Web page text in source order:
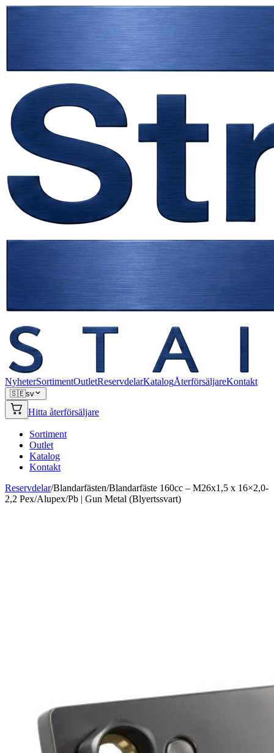
NyheterSortimentOutletReservdelarKatalogÅterförsäljareKontakt
🇸🇪sv
Hitta återförsäljare
Sortiment
Outlet
Katalog
Kontakt
Reservdelar/Blandarfästen/Blandarfäste 160cc – M26x1,5 x 16×2,0-
2,2 Pex/Alupex/Pb | Gun Metal (Blyertssvart)